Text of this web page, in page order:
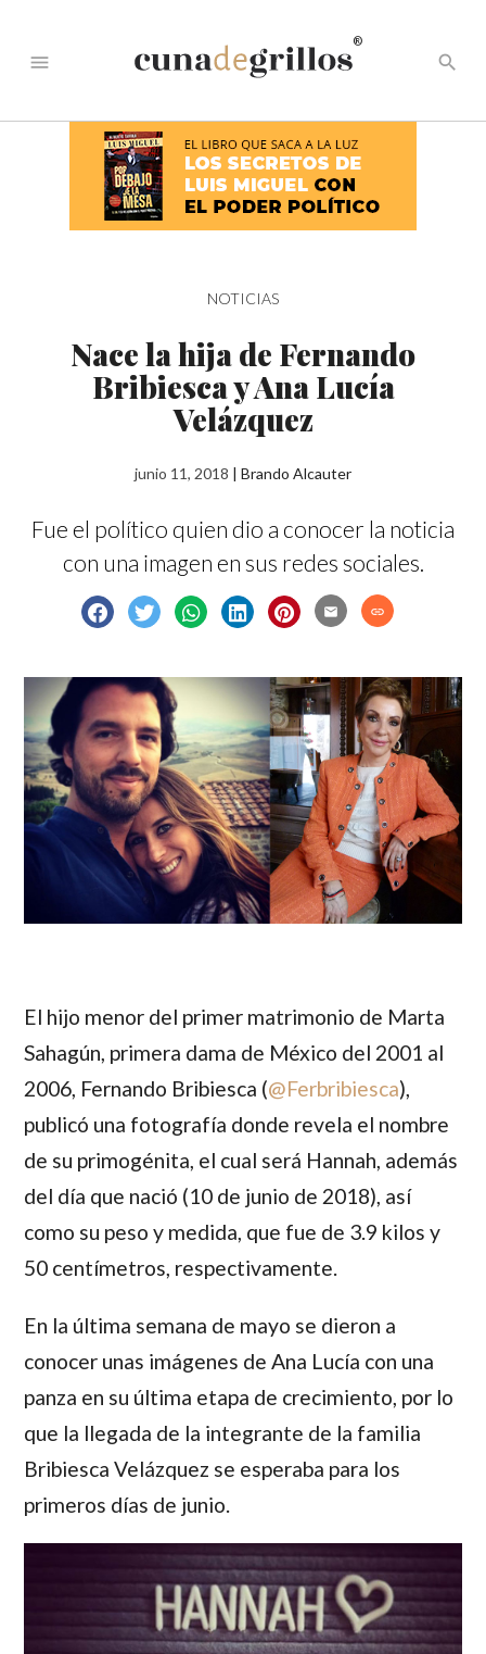
menu
®
search
NOTICIAS
Nace la hija de Fernando
Bribiesca y Ana Lucía
Velázquez
junio 11, 2018 | Brando Alcauter
Fue el político quien dio a conocer la noticia
con una imagen en sus redes sociales.
email link
El hijo menor del primer matrimonio de Marta
Sahagún, primera dama de México del 2001 al
2006, Fernando Bribiesca (@Ferbribiesca),
publicó una fotografía donde revela el nombre
de su primogénita, el cual será Hannah, además
del día que nació (10 de junio de 2018), así
como su peso y medida, que fue de 3.9 kilos y
50 centímetros, respectivamente.
En la última semana de mayo se dieron a
conocer unas imágenes deAna Lucía con una
panza en su última etapa de crecimiento, por lo
que la llegada de la integrante de la familia
Bribiesca Velázquez se esperaba para los
primeros días de junio.